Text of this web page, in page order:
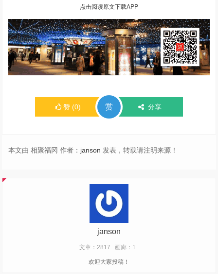
点击阅读原文下载APP
赞 (0) 赏 分享
本文由 相聚福冈 作者： janson 发表，转载请注明来源！
janson
文章：2817 画廊：1
欢迎大家投稿！